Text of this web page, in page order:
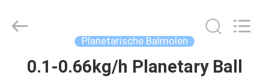
HUIS
Tianchuang
Powder
Planetarische Balmolen
0.1-0.66kg/h Planetary Ball